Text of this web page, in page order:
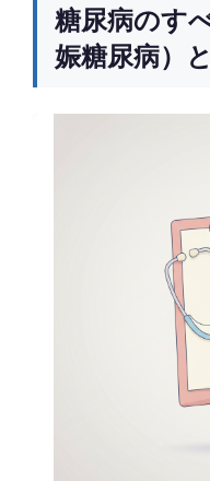
糖尿病のす
娠糖尿病）